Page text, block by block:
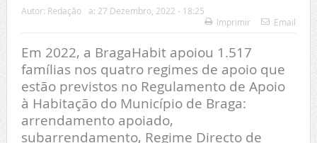
Autor: Redação a: 27 Dezembro, 2022 - 18:25
Imprimir
Email
Em 2022, a BragaHabit apoiou 1.517
famílias nos quatro regimes de apoio que
estão previstos no Regulamento de Apoio
à Habitação do Município de Braga:
arrendamento apoiado,
subarrendamento, Regime Directo de